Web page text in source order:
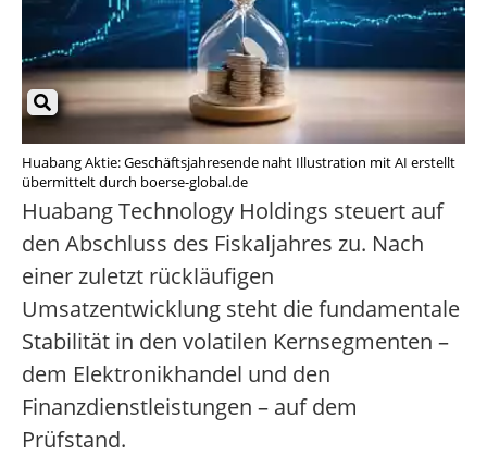
Huabang Aktie: Geschäftsjahresende naht Illustration mit AI erstellt
übermittelt durch boerse-global.de
Huabang Technology Holdings steuert auf
den Abschluss des Fiskaljahres zu. Nach
einer zuletzt rückläufigen
Umsatzentwicklung steht die fundamentale
Stabilität in den volatilen Kernsegmenten –
dem Elektronikhandel und den
Finanzdienstleistungen – auf dem
Prüfstand.